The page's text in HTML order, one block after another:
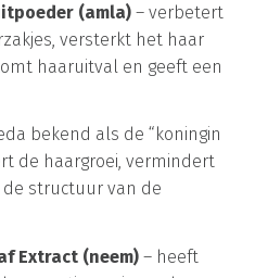
(amla) – verbetert
versterkt het haar
haaruitval en geeft een
bekend als de “koningin
de haargroei, vermindert
structuur van de
Extract (neem) – heeft